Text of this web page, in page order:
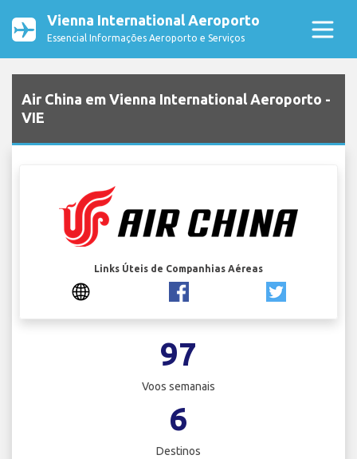
Vienna International Aeroporto
Essencial Informações Aeroporto e Serviços
Air China em Vienna International Aeroporto -
VIE
Links Úteis de Companhias Aéreas
97
Voos semanais
6
Destinos